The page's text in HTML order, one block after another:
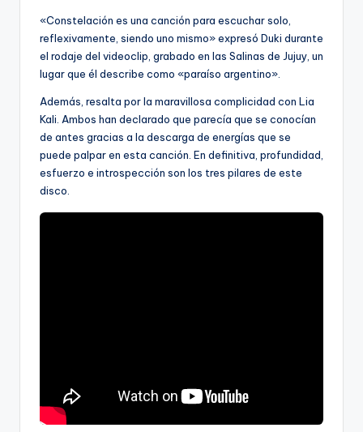
«Constelación es una canción para escuchar solo,
reflexivamente, siendo uno mismo» expresó Duki durante
el rodaje del videoclip, grabado en las Salinas de Jujuy, un
lugar que él describe como «paraíso argentino».
Además, resalta por la maravillosa complicidad con Lia
Kali. Ambos han declarado que parecía que se conocían
de antes gracias a la descarga de energías que se
puede palpar en esta canción. En definitiva, profundidad,
esfuerzo e introspección son los tres pilares de este
disco.